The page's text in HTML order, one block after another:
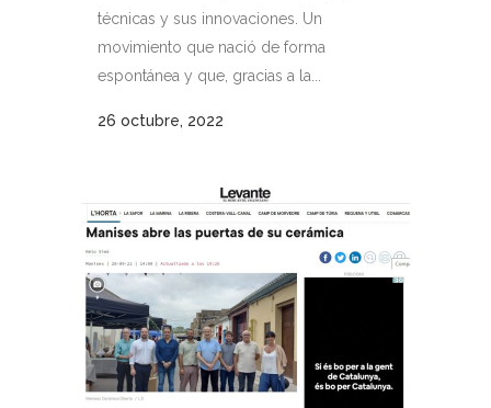
técnicas y sus innovaciones. Un
movimiento que nació de forma
espontánea y que, gracias a la...
26 octubre, 2022